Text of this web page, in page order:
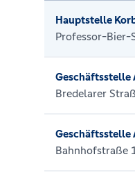
Hauptstelle
Professor-Bier-
Geschäftsstelle
Bredelarer
Bahnhofstraße